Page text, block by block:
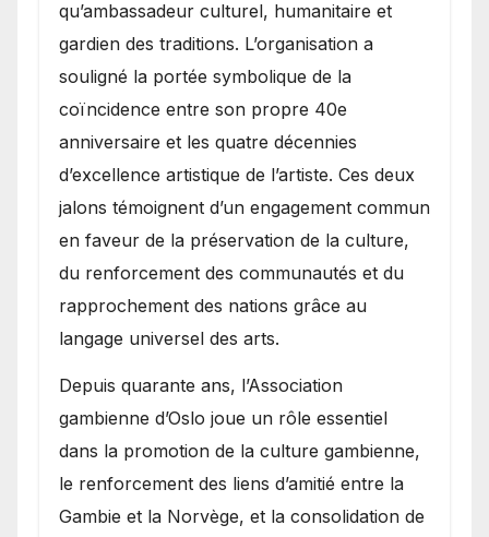
qu’ambassadeur culturel, humanitaire et
gardien des traditions. L’organisation a
souligné la portée symbolique de la
coïncidence entre son propre 40e
anniversaire et les quatre décennies
d’excellence artistique de l’artiste. Ces deux
jalons témoignent d’un engagement commun
en faveur de la préservation de la culture,
du renforcement des communautés et du
rapprochement des nations grâce au
langage universel des arts.
​Depuis quarante ans, l’Association
gambienne d’Oslo joue un rôle essentiel
dans la promotion de la culture gambienne,
le renforcement des liens d’amitié entre la
Gambie et la Norvège, et la consolidation de